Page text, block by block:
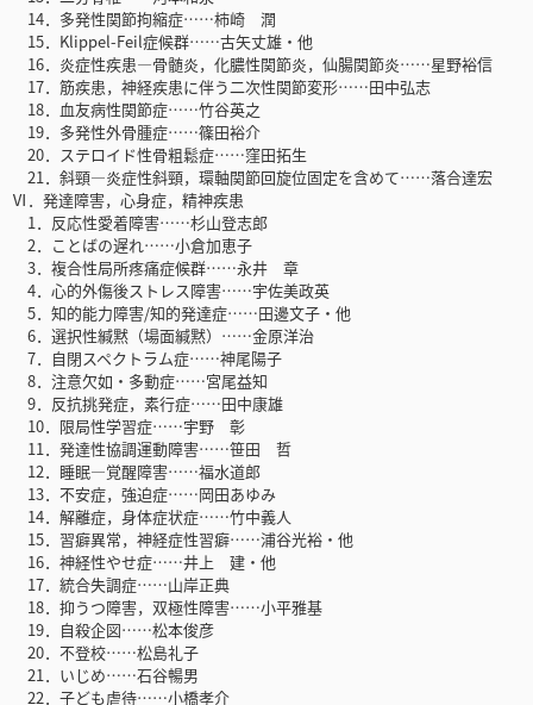
14．多発性関節拘縮症……柿崎 潤
15．Klippel-Feil症候群……古矢丈雄・他
16．炎症性疾患―骨髄炎，化膿性関節炎，仙腸関節炎……星野裕信
17．筋疾患，神経疾患に伴う二次性関節変形……田中弘志
18．血友病性関節症……竹谷英之
19．多発性外骨腫症……篠田裕介
20．ステロイド性骨粗鬆症……窪田拓生
21．斜頸―炎症性斜頸，環軸関節回旋位固定を含めて……落合達宏
Ⅵ．発達障害，心身症，精神疾患
1．反応性愛着障害……杉山登志郎
2．ことばの遅れ……小倉加恵子
3．複合性局所疼痛症候群……永井 章
4．心的外傷後ストレス障害……宇佐美政英
5．知的能力障害/知的発達症……田邊文子・他
6．選択性緘黙（場面緘黙）……金原洋治
7．自閉スペクトラム症……神尾陽子
8．注意欠如・多動症……宮尾益知
9．反抗挑発症，素行症……田中康雄
10．限局性学習症……宇野 彰
11．発達性協調運動障害……笹田 哲
12．睡眠―覚醒障害……福水道郎
13．不安症，強迫症……岡田あゆみ
14．解離症，身体症状症……竹中義人
15．習癖異常，神経症性習癖……浦谷光裕・他
16．神経性やせ症……井上 建・他
17．統合失調症……山岸正典
18．抑うつ障害，双極性障害……小平雅基
19．自殺企図……松本俊彦
20．不登校……松島礼子
21．いじめ……石谷暢男
22．子ども虐待……小橋孝介